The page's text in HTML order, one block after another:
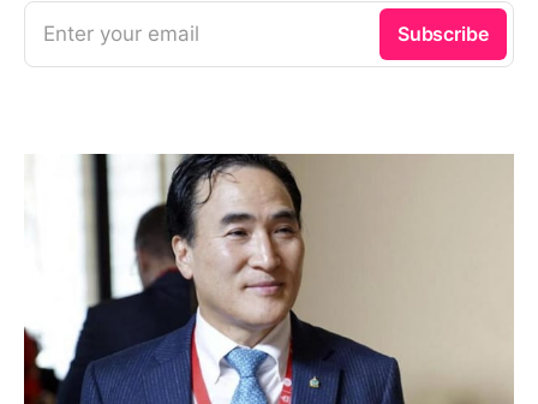
Enter your email Subscribe